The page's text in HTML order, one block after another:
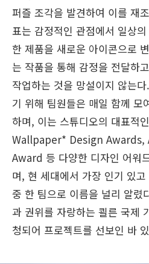
퍼즐 조각을 발견하여 이를 재
표는 감정적인 관점에서 일상
한 제품을 새로운 아이콘으로
는 작품을 통해 감정을 전달하
작업하는 것을 망설이지 않는
기 위해 팀원들은 매일 함께 모
하며, 이는 스튜디오의 대표적
Wallpaper* Design Awards,
Award 등 다양한 디자인 어워
며, 현 세대에서 가장 인기 있
중 한 팀으로 이름을 널리 알렸
과 권위를 자랑하는 쾰른 국제
청되어 프로젝트를 선보인 바